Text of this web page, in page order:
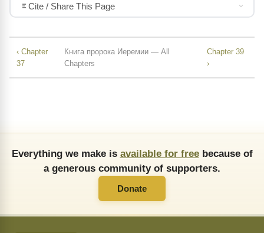
Cite / Share This Page
‹ Chapter
37
Книга пророка Иеремии — All
Chapters
Chapter 39
›
Everything we make is available for freebecause of
a generous community of supporters.
Donate